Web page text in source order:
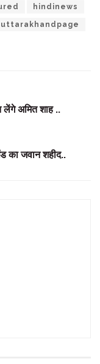
hindinews
uttarakhandpage
लेंगे अमित शाह ..
का जवान शहीद..